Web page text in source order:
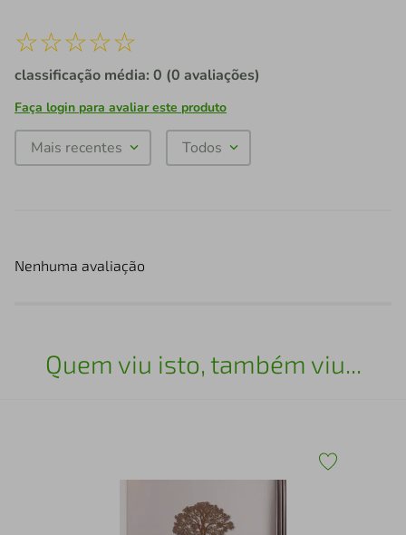
☆☆☆☆☆
classificação média: 0 (0 avaliações)
Faça login para avaliar este produto
Mais recentes Todos
Nenhuma avaliação
Quem viu isto, também viu...